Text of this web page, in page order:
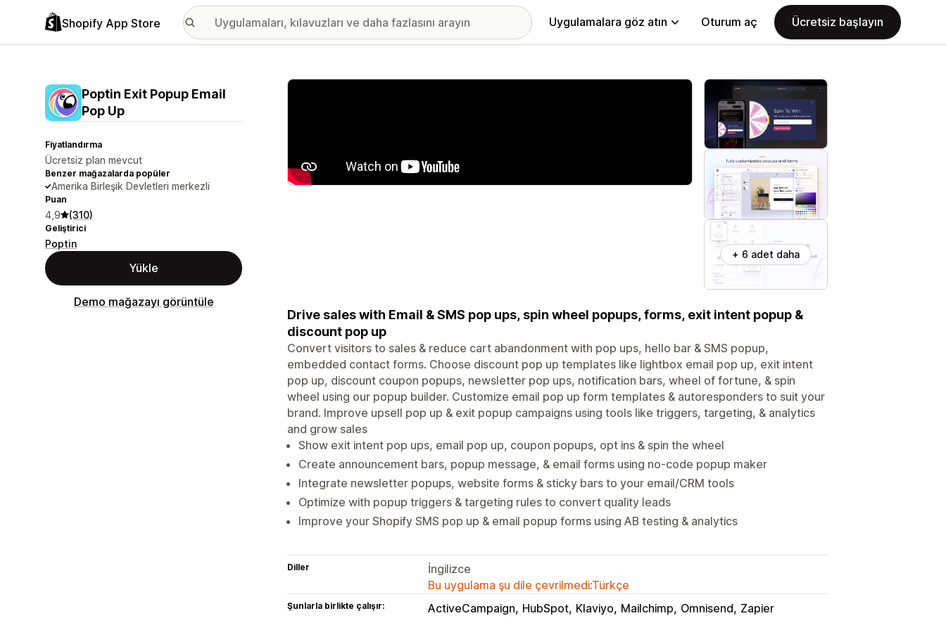
Shopify App Store Uygulamalara göz atın Oturum aç Ücretsiz başlayın
Poptin Exit Popup Email
Pop Up
Fiyatlandırma
Ücretsiz plan mevcut
Benzer mağazalarda popüler
Amerika Birleşik Devletleri merkezli
Puan
4,9 (310)
Geliştirici
Poptin
Yükle
Demo mağazayı görüntüle
Öne çıkan görsel galerisi
+ 6 adet daha
Drive sales with Email & SMS pop ups, spin wheel popups, forms, exit intent popup &
discount pop up
Convert visitors to sales & reduce cart abandonment with pop ups, hello bar & SMS popup,
embedded contact forms. Choose discount pop up templates like lightbox email pop up, exit intent
pop up, discount coupon popups, newsletter pop ups, notification bars, wheel of fortune, & spin
wheel using our popup builder. Customize email pop up form templates & autoresponders to suit your
brand. Improve upsell pop up & exit popup campaigns using tools like triggers, targeting, & analytics
and grow sales
Show exit intent pop ups, email pop up, coupon popups, opt ins & spin the wheel
Create announcement bars, popup message, & email forms using no-code popup maker
Integrate newsletter popups, website forms & sticky bars to your email/CRM tools
Optimize with popup triggers & targeting rules to convert quality leads
Improve your Shopify SMS pop up & email popup forms using AB testing & analytics
Diller
İngilizce
Bu uygulama şu dile çevrilmedi:Türkçe
Şunlarla birlikte çalışır: ActiveCampaign HubSpot Klaviyo Mailchimp Omnisend Zapier